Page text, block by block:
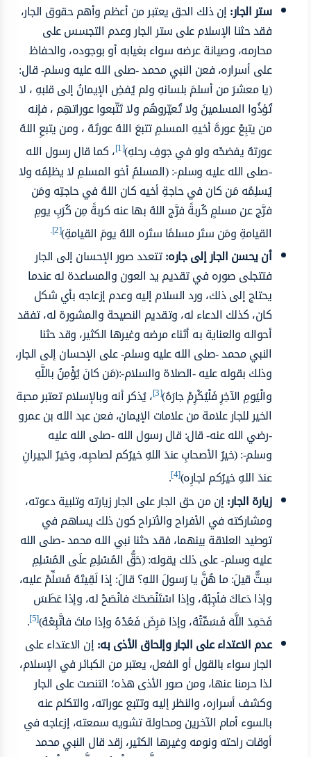
ستر الجار:إن ذلك الحق يعتبر من أعظم وأهم حقوق الجار،
فقد حثنا الإسلام على ستر الجار وعدم التجسس على
محارمه، وصيانة عرضه سواء بغيابه أو بوجوده، والحفاظ
على أسراره، فعن النبي محمد -صلى الله عليه وسلم- قال:
(يا معشرَ من أسلمَ بلسانهِ ولم يُفضِ الإيمانُ إلى قلبهِ ، لا
تُؤذُوا المسلمينَ ولا تُعيّروهُم ولا تَتّبعوا عوراتهِم ، فإنه
من يتبِعْ عورةَ أخيهِ المسلمِ تتبعَ اللهُ عورتَهُ ، ومن يتبعِ اللهُ
عورتهُ يفضحْه ولو في جوفِ رحلهِ)[1] ، كما قال رسول الله
-صلى الله عليه وسلم-: (المسلمُ أخو المسلمِ لا يظلِمُه ولا
يُسلِمُه مَن كان في حاجةِ أخيه كان اللهُ في حاجتِه ومَن
فرَّج عن مسلمٍ كُربةً فرَّج اللهُ بها عنه كربةً مِن كُرَبِ يومِ
القيامةِ ومَن ستَر مسلمًا ستَره اللهُ يومَ القيامةِ)[2]
.
أن يحسن الجار إلى جاره:تتعدد صور الإحسان إلى الجار
فتتجلى صوره في تقديم يد العون والمساعدة له عندما
يحتاج إلى ذلك، ورد السلام إليه وعدم إزعاجه بأي شكل
كان، كذلك الدعاء له، وتقديم النصيحة والمشورة له، تفقد
أحواله والعناية به أثناء مرضه وغيرها الكثير، وقد حثنا
النبي محمد -صلى الله عليه وسلم- على الإحسان إلى الجار،
وذلك بقوله عليه -الصلاة والسلام-:(مَن كانَ يُؤْمِنُ باللَّهِ
والْيَومِ الآخِرِ فَلْيُكْرِمْ جارَهُ)[3] ، يُذكر أنه وبالإسلام تعتبر محبة
الخير للجار علامة من علامات الإيمان، فعن عبد الله بن عمرو
-رضي الله عنه- قال: قال رسول الله -صلى الله عليه
وسلم-: (خيرُ الأصحابِ عندَ اللهِ خيرُكم لصاحبِه، وخيرُ الجيرانِ
عندَ اللهِ خيرُكم لجارِه)[4]
.
زيارة الجار:إن من حق الجار على الجار زيارته وتلبية دعوته،
ومشاركته في الأفراح والأتراح كون ذلك يساهم في
توطيد العلاقة بينهما، فقد حثنا نبي الله محمد -صلى الله
عليه وسلم- على ذلك يقوله: (حَقُّ المُسْلِمِ علَى المُسْلِمِ
سِتٌّ قيلَ: ما هُنَّ يا رَسولَ اللهِ؟ قالَ: إذا لَقِيتَهُ فَسَلِّمْ عليه،
وإذا دَعاكَ فأجِبْهُ، وإذا اسْتَنْصَحَكَ فانْصَحْ له، وإذا عَطَسَ
فَحَمِدَ اللَّهَ فَسَمِّتْهُ، وإذا مَرِضَ فَعُدْهُ وإذا ماتَ فاتَّبِعْهُ)[5]
.
عدم الاعتداء على الجار وإلحاق الأذى به:إن الاعتداء على
الجار سواء بالقول أو الفعل، يعتبر من الكبائر في الإسلام،
لذا حرمنا عنها، ومن صور الأذى هذه؛ التنصت على الجار
وكشف أسراره، والنظر إليه وتتبع عوراته، والتكلم عنه
بالسوء أمام الآخرين ومحاولة تشويه سمعته، إزعاجه في
أوقات راحته ونومه وغيرها الكثير، زقد قال النبي محمد